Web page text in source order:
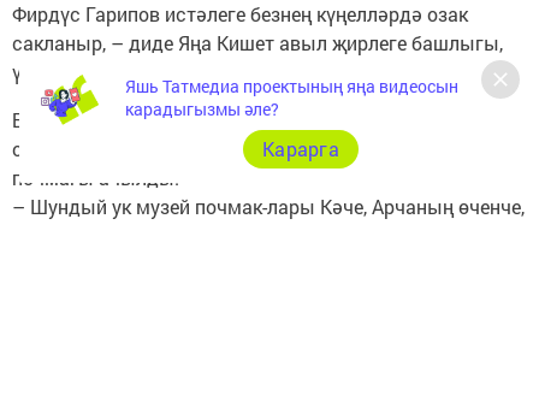
Фирдүс Гарипов истәлеге безнең күңелләрдә озак
сакланыр, – диде Яңа Кишет авыл җирлеге башлыгы,
үзе дә әфганчы Фаяз Әхмәдуллин.
Бу көнне Яңа Кишет мәктәбендә махсус хәрби
операциядә хезмәт иткәннәргә багышланган музей
почмагы ачылды.
– Шундый ук музей почмак-лары Кәче, Арчаның өченче,
Яшь Татмедиа проектының яңа видеосын
карадыгызмы әле?
Карарга